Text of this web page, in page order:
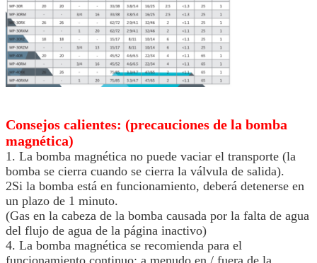
Consejos calientes: (precauciones de la bomba
magnética)
1. La bomba magnética no puede vaciar el transporte (la
bomba se cierra cuando se cierra la válvula de salida).
2Si la bomba está en funcionamiento, deberá detenerse en
un plazo de 1 minuto.
(Gas en la cabeza de la bomba causada por la falta de agua
del flujo de agua de la página inactivo)
4. La bomba magnética se recomienda para el